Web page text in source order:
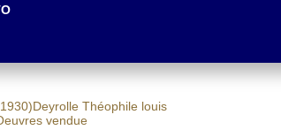
Deyrolle Théophile louis
vendue